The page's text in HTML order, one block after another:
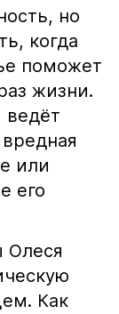
но
когда
поможет
жизни.
ведёт
или
его
Олеся
Как